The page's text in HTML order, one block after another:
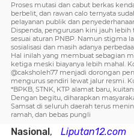
Proses mutasi dan cabut berkas
berbelit, dan rawan calo ternyata
pelayanan publik dan
Dispenda, pengurusan kini jauh lebih
sesuai aturan PNBP. Namun stigma
sosialisasi dan masih adanya
Hal inilah yang membuat sebagian
ketiga meski biayanya lebih mahal.
@caksholeh77 menjadi dorongan
mengurus sendiri lewat jalur resmi.
*BPKB, STNK, KTP alamat baru,
Dengan begitu, diharapkan
Samsat di seluruh daerah terus
ramah, dan bebas pungli
Nasional,Liputan12.com